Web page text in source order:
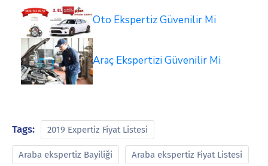
Oto Ekspertiz Güvenilir Mi
Araç Ekspertizi Güvenilir Mi
Tags: 2019 Expertiz Fiyat Listesi
Araba ekspertiz Bayiliği Araba ekspertiz Fiyat Listesi